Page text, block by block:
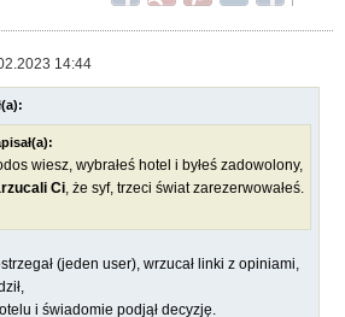
14:44
wiesz, wybrałeś hotel i byłeś zadowolony,
Ci, że syf, trzeci świat zarezerwowałeś.
(jeden user), wrzucał linki z opiniami,
i świadomie podjął decyzję.